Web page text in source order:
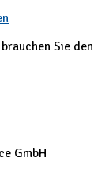
Sie den
GmbH